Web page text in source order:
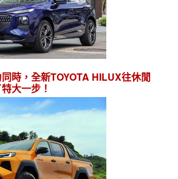
時，全新TOYOTA HILUX往休閒
大一步！